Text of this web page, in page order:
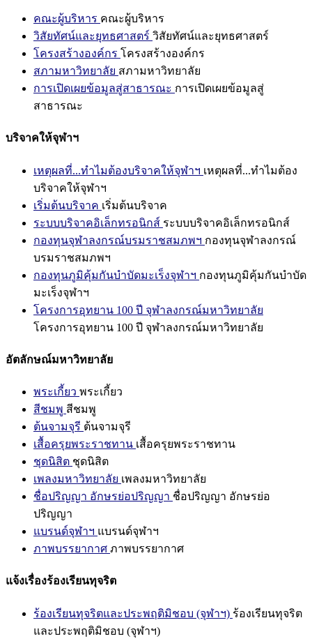
คณะผู้บริหาร คณะผู้บริหาร
วิสัยทัศน์และยุทธศาสตร์ วิสัยทัศน์และยุทธศาสตร์
โครงสร้างองค์กร โครงสร้างองค์กร
สภามหาวิทยาลัย สภามหาวิทยาลัย
การเปิดเผยข้อมูลสู่สาธารณะ การเปิดเผยข้อมูลสู่
สาธารณะ
บริจาคให้จุฬาฯ
เหตุผลที่...ทำไมต้องบริจาคให้จุฬาฯ เหตุผลที่...ทำไมต้อง
บริจาคให้จุฬาฯ
เริ่มต้นบริจาค เริ่มต้นบริจาค
ระบบบริจาคอิเล็กทรอนิกส์ ระบบบริจาคอิเล็กทรอนิกส์
กองทุนจุฬาลงกรณ์บรมราชสมภพฯ กองทุนจุฬาลงกรณ์
บรมราชสมภพฯ
กองทุนภูมิคุ้มกันบำบัดมะเร็งจุฬาฯ กองทุนภูมิคุ้มกันบำบัด
มะเร็งจุฬาฯ
โครงการอุทยาน 100 ปี จุฬาลงกรณ์มหาวิทยาลัย
โครงการอุทยาน 100 ปี จุฬาลงกรณ์มหาวิทยาลัย
อัตลักษณ์มหาวิทยาลัย
พระเกี้ยว พระเกี้ยว
สีชมพู สีชมพู
ต้นจามจุรี ต้นจามจุรี
เสื้อครุยพระราชทาน เสื้อครุยพระราชทาน
ชุดนิสิต ชุดนิสิต
เพลงมหาวิทยาลัย เพลงมหาวิทยาลัย
ชื่อปริญญา อักษรย่อปริญญา ชื่อปริญญา อักษรย่อ
ปริญญา
แบรนด์จุฬาฯ แบรนด์จุฬาฯ
ภาพบรรยากาศ ภาพบรรยากาศ
แจ้งเรื่องร้องเรียนทุจริต
ร้องเรียนทุจริตและประพฤติมิชอบ (จุฬาฯ) ร้องเรียนทุจริต
และประพฤติมิชอบ (จุฬาฯ)